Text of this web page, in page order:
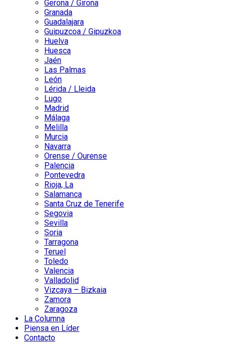
Gerona / Girona
Granada
Guadalajara
Guipuzcoa / Gipuzkoa
Huelva
Huesca
Jaén
Las Palmas
León
Lérida / Lleida
Lugo
Madrid
Málaga
Melilla
Murcia
Navarra
Orense / Ourense
Palencia
Pontevedra
Rioja, La
Salamanca
Santa Cruz de Tenerife
Segovia
Sevilla
Soria
Tarragona
Teruel
Toledo
Valencia
Valladolid
Vizcaya – Bizkaia
Zamora
Zaragoza
La Columna
Piensa en Líder
Contacto